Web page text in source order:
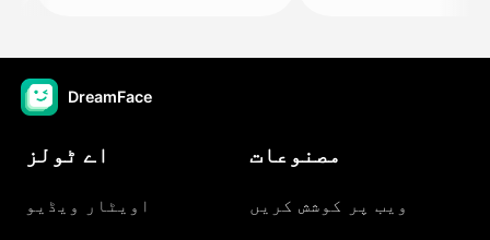
DreamFace
اے ٹولز
اویٹار ویڈیو
مصنوعات
ویب پر کوشش کریں